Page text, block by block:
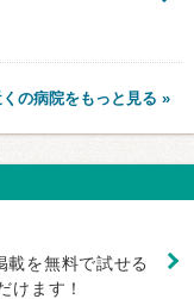
の病院をもっと見る »
を無料で試せる
けます！